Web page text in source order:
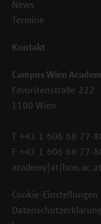
News
Termine
Kontakt
Campus Wien
Favoritenstraße 222
1100 Wien
T +43 1 606 68 77-
F +43 1 606 68 77-
academy[at]hcw.ac.at
Cookie-Einstellungen